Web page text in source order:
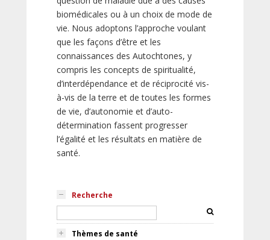
biomédicales ou à un choix de mode de
vie. Nous adoptons l’approche voulant
que les façons d’être et les
connaissances des Autochtones, y
compris les concepts de spiritualité,
d’interdépendance et de réciprocité vis-
à-vis de la terre et de toutes les formes
de vie, d’autonomie et d’auto-
détermination fassent progresser
l’égalité et les résultats en matière de
santé.
Recherche
Thèmes de santé